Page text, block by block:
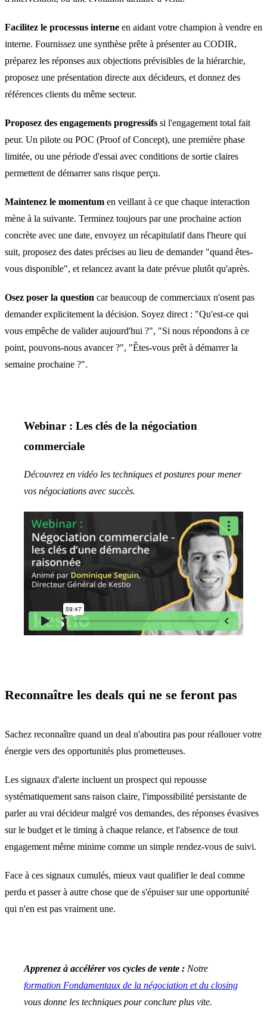
Facilitez le processus interne en aidant votre champion à vendre en
interne. Fournissez une synthèse prête à présenter au CODIR,
préparez les réponses aux objections prévisibles de la hiérarchie,
proposez une présentation directe aux décideurs, et donnez des
références clients du même secteur.
Proposez des engagements progressifs si l'engagement total fait
peur. Un pilote ou POC (Proof of Concept), une première phase
limitée, ou une période d'essai avec conditions de sortie claires
permettent de démarrer sans risque perçu.
Maintenez le momentum en veillant à ce que chaque interaction
mène à la suivante. Terminez toujours par une prochaine action
concrète avec une date, envoyez un récapitulatif dans l'heure qui
suit, proposez des dates précises au lieu de demander "quand êtes-
vous disponible", et relancez avant la date prévue plutôt qu'après.
Osez poser la question car beaucoup de commerciaux n'osent pas
demander explicitement la décision. Soyez direct : "Qu'est-ce qui
vous empêche de valider aujourd'hui ?", "Si nous répondons à ce
point, pouvons-nous avancer ?", "Êtes-vous prêt à démarrer la
semaine prochaine ?".
Webinar : Les clés de la négociation
commerciale
Découvrez en vidéo les techniques et postures pour mener
vos négociations avec succès.
Reconnaître les deals qui ne se feront pas
Sachez reconnaître quand un deal n'aboutira pas pour réallouer votre
énergie vers des opportunités plus prometteuses.
Les signaux d'alerte incluent un prospect qui repousse
systématiquement sans raison claire, l'impossibilité persistante de
parler au vrai décideur malgré vos demandes, des réponses évasives
sur le budget et le timing à chaque relance, et l'absence de tout
engagement même minime comme un simple rendez-vous de suivi.
Face à ces signaux cumulés, mieux vaut qualifier le deal comme
perdu et passer à autre chose que de s'épuiser sur une opportunité
qui n'en est pas vraiment une.
Apprenez à accélérer vos cycles de vente : Notre
formation Fondamentaux de la négociation et du closing
vous donne les techniques pour conclure plus vite.